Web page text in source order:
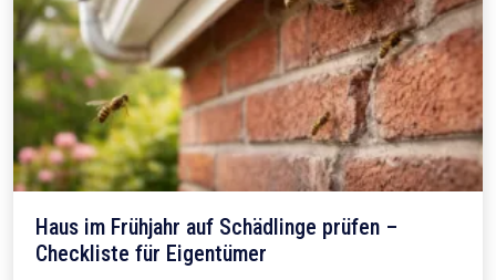
Haus im Frühjahr auf Schädlinge prüfen –
Checkliste für Eigentümer